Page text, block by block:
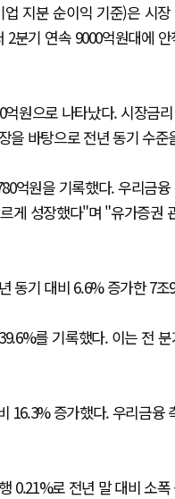
지분 순이익 기준)은 시
분기 연속 9000억원대에
원으로 나타났다. 시장금
을 바탕으로 전년 동기 수준
억원을 기록했다. 우리금
게 성장했다"며 "유가증권
동기 대비 6.6% 증가한 7조
를 기록했다. 이는 전
16.3% 증가했다. 우리금융
0.21%로 전년 말 대비 소